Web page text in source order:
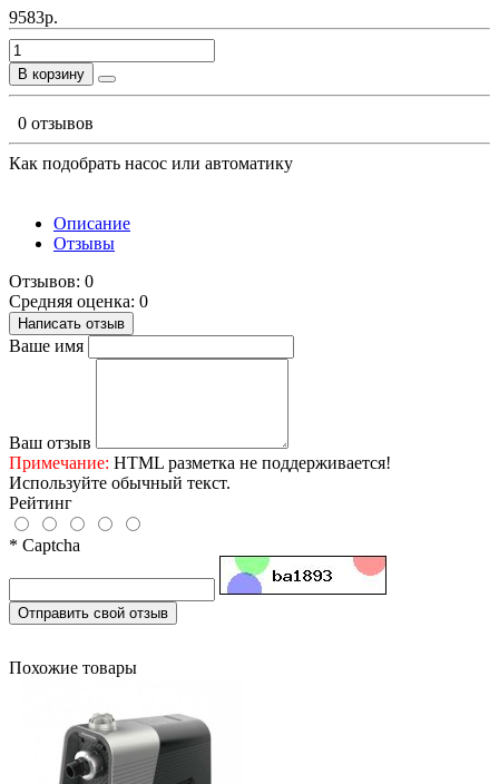
9583р.
В корзину
0 отзывов
Как подобрать насос или автоматику
Описание
Отзывы
Отзывов: 0
Средняя оценка: 0
Написать отзыв
Ваше имя
Ваш отзыв
Примечание: HTML разметка не поддерживается!
Используйте обычный текст.
Рейтинг
* Captcha
Отправить свой отзыв
Похожие товары